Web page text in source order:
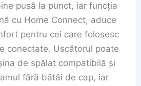
pusă la punct, iar funcția
cu Home Connect, aduce
pentru cei care folosesc
conectate. Uscătorul poate
de spălat compatibilă și
fără bătăi de cap, iar